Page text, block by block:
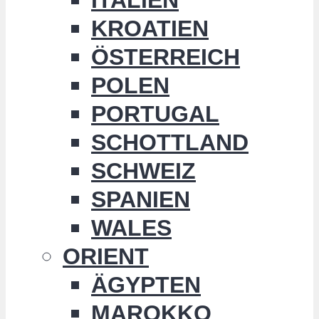
KROATIEN
ÖSTERREICH
POLEN
PORTUGAL
SCHOTTLAND
SCHWEIZ
SPANIEN
WALES
ORIENT
ÄGYPTEN
MAROKKO